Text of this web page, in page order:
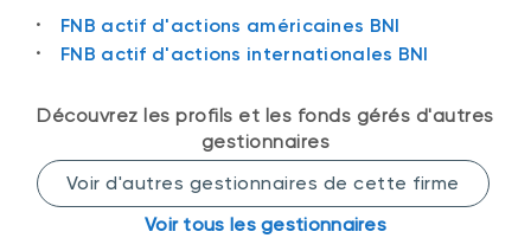
Compte Surintérêt Altamira BNI
CPG à taux fixe
Énoncé politique de placement
(Portefeuilles Méritage)
FNB actif d'actions américaines BNI
FNB actif d'actions internationales BNI
Découvrez les profils et les fonds gérés d'autres
gestionnaires
Voir d'autres gestionnaires de cette firme
Voir tous les gestionnaires